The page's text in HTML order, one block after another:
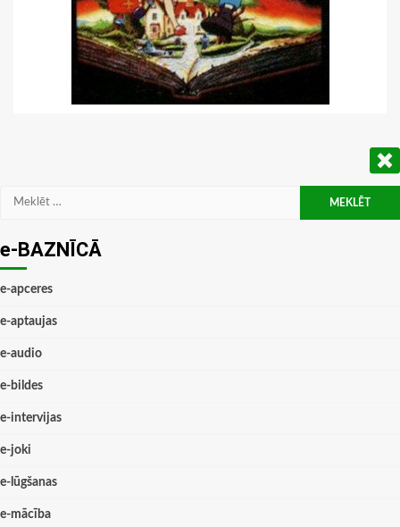
Meklēt:
e-BAZNĪCĀ
e-apceres
e-aptaujas
e-audio
e-bildes
e-intervijas
e-joki
e-lūgšanas
e-mācība